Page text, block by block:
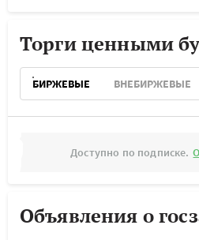
Торги ценными
БИРЖЕВЫЕ ВНЕБИРЖЕВЫЕ
Доступно по подписке.
Объявления о